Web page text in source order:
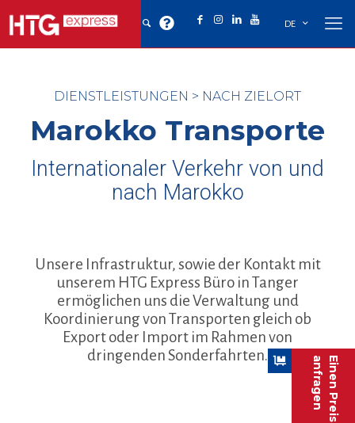
Einen Preis
anfragen
DE
DIENSTLEISTUNGEN > NACH ZIELORT
Marokko Transporte
Internationaler Verkehr von und
nach Marokko
Unsere Infrastruktur, sowie der Kontakt mit
unserem HTG Express Büro in Tanger
ermöglichen uns die Verwaltung und
Koordinierung von Transporten gleich ob
Export oder Import im Rahmen von
dringenden Sonderfahrten.